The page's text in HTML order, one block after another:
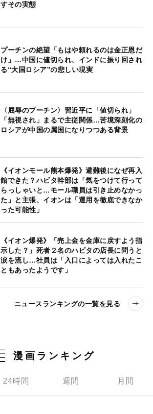
すその実態
プーチンの絶望「もはや頼れるのは金正恩だ
け」…中国に値切られ、インドに振り回され
る“大国ロシア”の悲しい現実
〈屈辱のプーチン〉習近平に「値切られ」
「無視され」まるで主従関係…苦境深刻化の
ロシアが中国の属国になりつつある背景
《イオンモール熊本爆発》避難後になぜ再入
館できた？ハビタ幹部は「気をつけて行って
らっしゃいと…モール職員は引き止めなかっ
た」と主張、イオンは「運用を徹底できなか
った可能性」
《イオン爆発》「売上金を金庫に戻すよう指
示した？」死者２名のハビタの店長に問うと
涙を流し…社員は「入口によっては入れたこ
ともあったようです」
ニュースランキングの一覧を見る
漫画ランキング
24時間 週間 月間